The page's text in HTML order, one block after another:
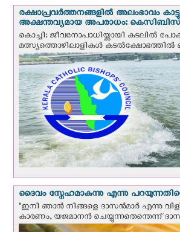
രക്ഷാപ്രവര്‍ത്തനങ്ങളില്‍ അലംഭാവം
അക്ഷന്തവ്യമായ അപരാധം:
കൊച്ചി: ജീവനോപാധിയ്ക്കായി കടലില്‍
മത്സ്യത്തൊഴിലാളികള്‍ കടല്‍ക്ഷോഭത്തില്‍
ദൈവം സ്നേഹമാകുന്നു എന്നു
"ഇനി ഞാന്‍ നിങ്ങളെ ദാസന്‍മാര്‍ എന്നു
കാരണം, യജമാനന്‍ ചെയ്യുന്നതെന്തെന്ന്